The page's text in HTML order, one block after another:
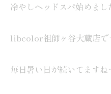
冷やしヘッドスパ始めまし
libcolor祖師ヶ谷大蔵店で
毎日暑い日が続いてますね